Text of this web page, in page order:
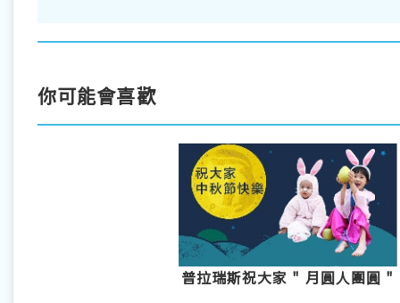
你可能會喜歡
普拉瑞斯祝大家 " 月圓人團圓 "